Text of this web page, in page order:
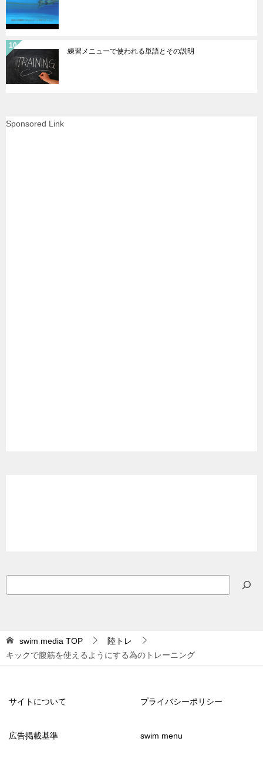
練習メニューで使われる単語とその説明
Sponsored Link
索
swim media TOP
陸トレ
キックで腹筋を使えるようにする為のトレーニング
サイトについて プライバシーポリシー
広告掲載基準 swim menu